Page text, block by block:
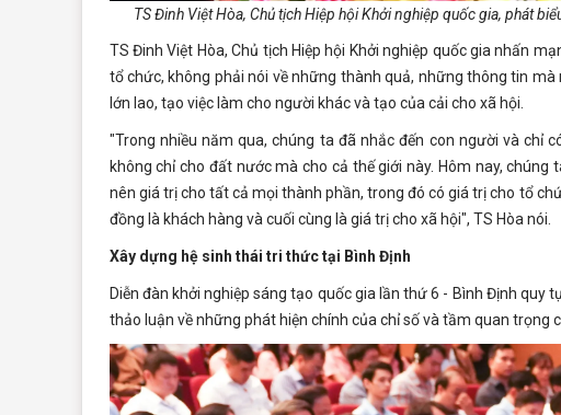
TS Đinh Việt Hòa, Chủ tịch Hiệp hội Khởi nghiệp quốc gia, phát
TS Đinh Việt Hòa, Chủ tịch Hiệp hội Khởi nghiệp quốc gia nhấn
tổ chức, không phải nói về những thành quả, những thông tin
lớn lao, tạo việc làm cho người khác và tạo của cải cho xã hội.
"Trong nhiều năm qua, chúng ta đã nhắc đến con người và
không chỉ cho đất nước mà cho cả thế giới này. Hôm nay,
nên giá trị cho tất cả mọi thành phần, trong đó có giá trị cho tổ
đồng là khách hàng và cuối cùng là giá trị cho xã hội", TS Hòa nói.
Xây dựng hệ sinh thái tri thức tại Bình Định
Diễn đàn khởi nghiệp sáng tạo quốc gia lần thứ 6 - Bình Định
thảo luận về những phát hiện chính của chỉ số và tầm quan trọng